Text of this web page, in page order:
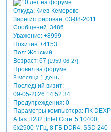
Откуда:Киев-Кемерово
Зарегистрирован: 03-08-2011
Сообщений:3486
Уважение: +8999
Позитив: +4153
Пол:Женский
Возраст:67 [1959-06-27]
Провел на форуме:
3 месяца 1 день
Последний визит:
09-05-2026 14:52:34
Предупреждения:0
Параметры компьютера:ПК DEXP
Atlas H282 [Intel Core i5 10400,
6x2900 МГц, 8 ГБ DDR4, SSD 240